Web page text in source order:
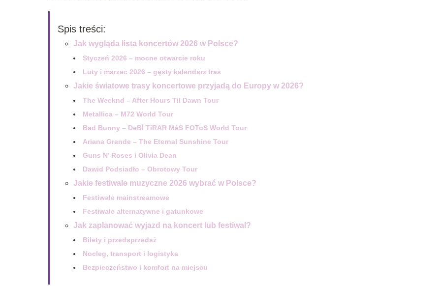
Spis treści:
Jak wygląda lista koncertów 2026 w Polsce?
Styczeń 2026 – mocne otwarcie roku
Luty i marzec 2026 – gęsty kalendarz tras
Jakie światowe trasy koncertowe przyjadą do Europy w 2026?
The Weeknd – After Hours Til Dawn Tour
Metallica – M72 World Tour
Bad Bunny – DeBÍ TiRAR MáS FOToS World Tour
Ariana Grande – The Eternal Sunshine Tour
Guns N’ Roses i Olivia Dean
Dawid Podsiadło – Obrotowy Tour
Jakie festiwale muzyczne 2026 wybrać w Polsce?
Festiwale mainstreamowe
Festiwale alternatywne i gatunkowe
Jak zaplanować wyjazd na koncert lub festiwal?
Bilety i przedsprzedaż
Nocleg, transport i logistyka
Bezpieczeństwo i komfort na miejscu